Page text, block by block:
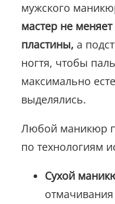
мужского
мастер не
пластины, а
ногтя, чтобы
максимально
выделялись.
Любой маникюр
по технологиям
Сухой